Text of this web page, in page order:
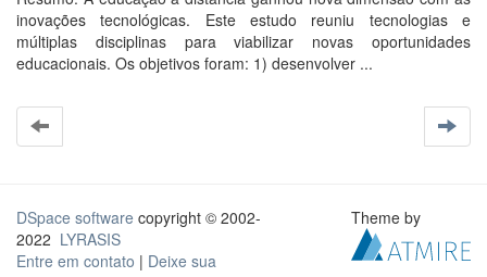
inovações tecnológicas. Este estudo reuniu tecnologias e
múltiplas disciplinas para viabilizar novas oportunidades
educacionais. Os objetivos foram: 1) desenvolver ...
DSpace software copyright © 2002-
2022 LYRASIS
Entre em contato | Deixe sua
Theme by